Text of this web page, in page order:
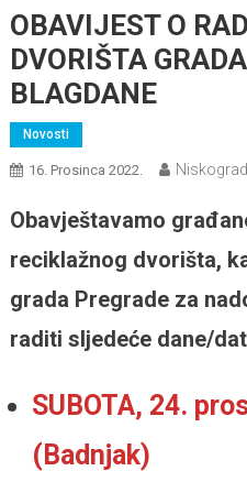
OBAVIJEST O
DVORIŠTA
BLAGDANE
Novosti
16. Prosinca 2022.
Obavještavamo
reciklažnog dvorišta,
grada Pregrade za
raditi sljedeće dane/
SUBOTA, 24.
(Badnjak)